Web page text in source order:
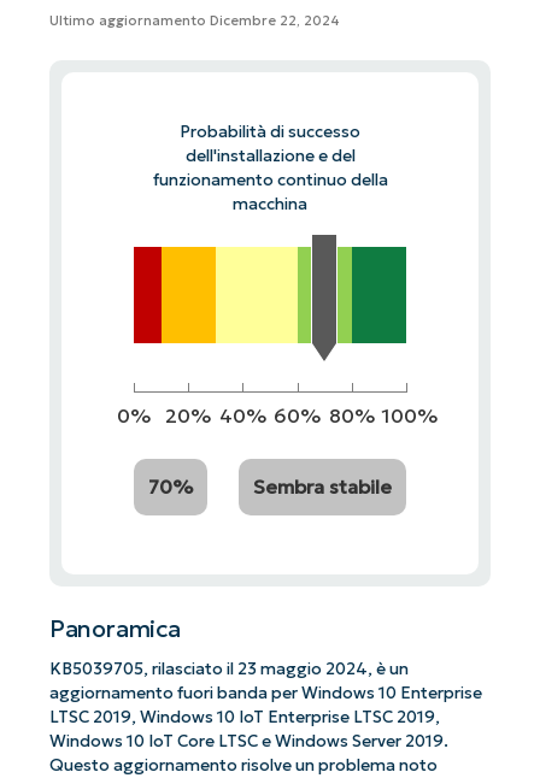
Ultimo aggiornamento Dicembre 22, 2024
Probabilità di successo
dell'installazione e del
funzionamento continuo della
macchina
0% 20% 40% 60% 80% 100%
70% Sembra stabile
Panoramica
KB5039705, rilasciato il 23 maggio 2024, è un
aggiornamento fuori banda per Windows 10 Enterprise
LTSC 2019, Windows 10 IoT Enterprise LTSC 2019,
Windows 10 IoT Core LTSC e Windows Server 2019.
Questo aggiornamento risolve un problema noto